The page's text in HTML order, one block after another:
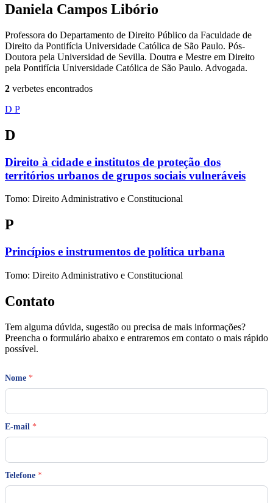
Daniela Campos Libório
Professora do Departamento de Direito Público da Faculdade de
Direito da Pontifícia Universidade Católica de São Paulo. Pós-
Doutora pela Universidad de Sevilla. Doutra e Mestre em Direito
pela Pontifícia Universidade Católica de São Paulo. Advogada.
2 verbetes encontrados
D P
D
Direito à cidade e institutos de proteção dos
territórios urbanos de grupos sociais vulneráveis
Tomo: Direito Administrativo e Constitucional
P
Princípios e instrumentos de política urbana
Tomo: Direito Administrativo e Constitucional
Contato
Tem alguma dúvida, sugestão ou precisa de mais informações?
Preencha o formulário abaixo e entraremos em contato o mais rápido
possível.
M
a
g
e
e
n
Nome *
E-mail *
Telefone *